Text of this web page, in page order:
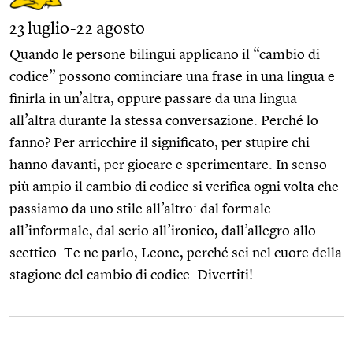
23 luglio-22 agosto
Quando le persone bilingui applicano il “cambio di
codice” possono cominciare una frase in una lingua e
finirla in un’altra, oppure passare da una lingua
all’altra durante la stessa conversazione. Perché lo
fanno? Per arricchire il significato, per stupire chi
hanno davanti, per giocare e sperimentare. In senso
più ampio il cambio di codice si verifica ogni volta che
passiamo da uno stile all’altro: dal formale
all’informale, dal serio all’ironico, dall’allegro allo
scettico. Te ne parlo, Leone, perché sei nel cuore della
stagione del cambio di codice. Divertiti!